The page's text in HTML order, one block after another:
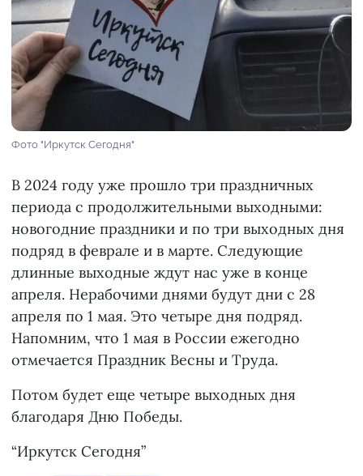
Фото "Иркутск Сегодня"
В 2024 году уже прошло три праздничных
периода с продолжительными выходными:
новогодние праздники и по три выходных дня
подряд в феврале и в марте. Следующие
длинные выходные ждут нас уже в конце
апреля. Нерабочими днями будут дни с 28
апреля по 1 мая. Это четыре дня подряд.
Напомним, что 1 мая в России ежегодно
отмечается Праздник Весны и Труда.
Потом будет еще четыре выходных дня
благодаря Дню Победы.
“Иркутск Сегодня”